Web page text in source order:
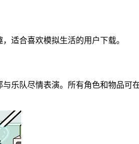
适合喜欢模拟生活的用户下载。
乐队尽情表演。所有角色和物品可